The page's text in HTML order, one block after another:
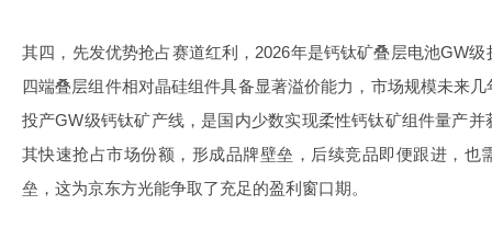
其四，先发优势抢占赛道红利，2026年是钙钛矿叠层电池GW
四端叠层组件相对晶硅组件具备显著溢价能力，市场规模未来
投产GW级钙钛矿产线，是国内少数实现柔性钙钛矿组件量产
其快速抢占市场份额，形成品牌壁垒，后续竞品即便跟进，也
垒，这为京东方光能争取了充足的盈利窗口期。